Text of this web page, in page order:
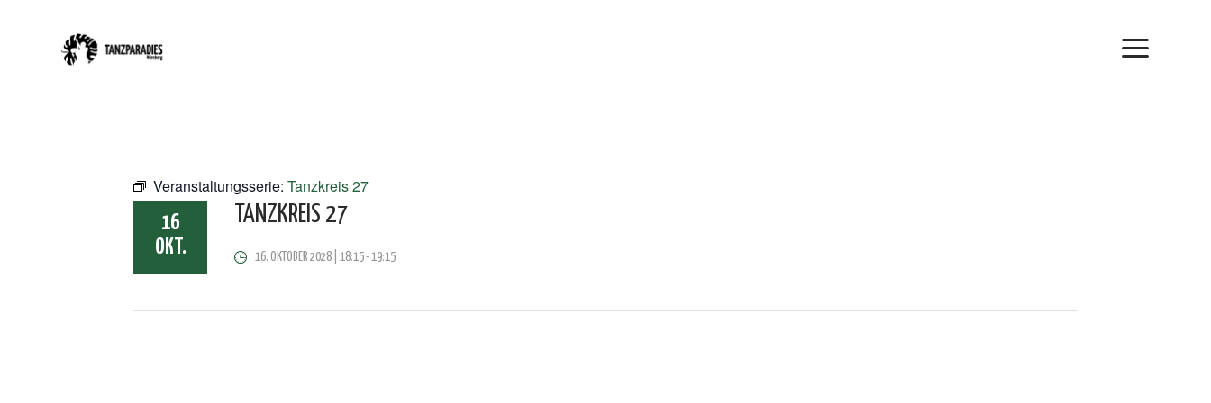
Veranstaltungsserie: Tanzkreis 27
16
OKT.
TANZKREIS 27
16. OKTOBER 2028 | 18:15-19:15